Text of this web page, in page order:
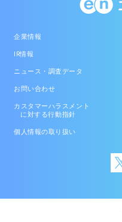
企業情報
IR情報
ニュース・調査データ
お問い合わせ
カスタマーハラスメント
に対する行動指針
個人情報の取り扱い